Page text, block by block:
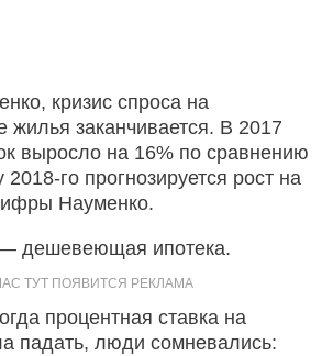
кризис спроса на
жилья заканчивается. В 2017
выросло на 16% по сравнению
го прогнозируется рост на
Науменко.
дешевеющая ипотека.
процентная ставка на
падать, люди сомневались: